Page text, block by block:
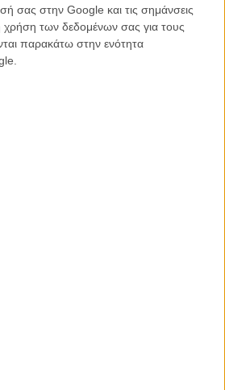
σας στην Google και τις σημάνσεις
χρήση των δεδομένων σας για τους
παρακάτω στην ενότητα
Μια ματιά στο τηλεοπτικό «Fargo»
το φιλμ. Οχι το σινεμά…